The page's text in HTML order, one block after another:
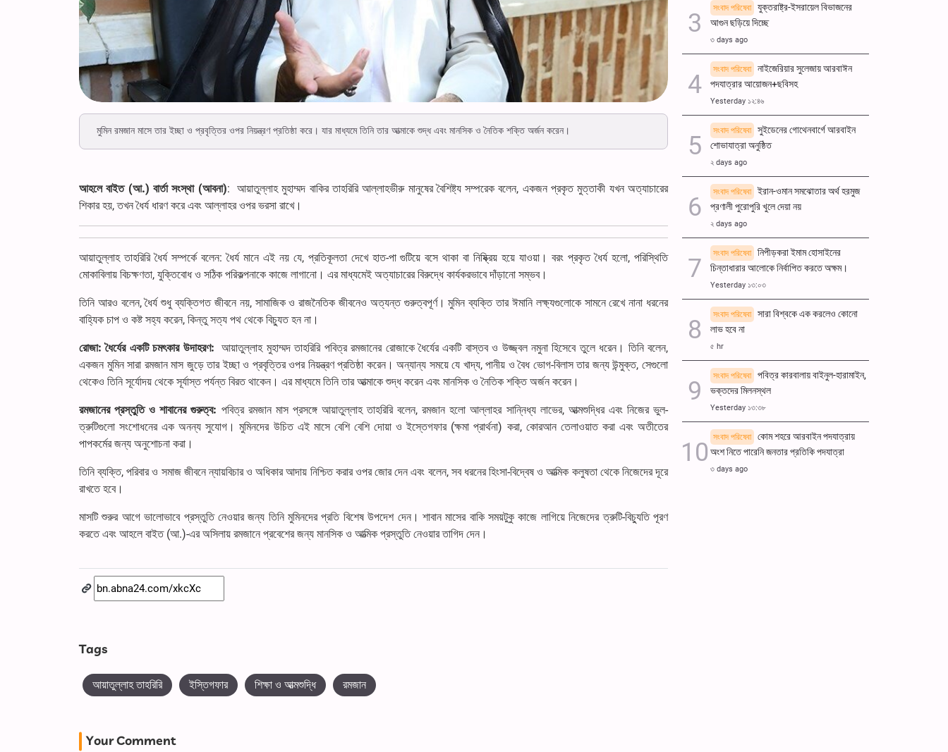
মুমিন রমজান মাসে তার ইচ্ছা ও প্রবৃত্তির ওপর নিয়ন্ত্রণ প্রতিষ্ঠা করে। যার মাধ্যমে তিনি তার আত্মাকে শুদ্ধ এবং মানসিক ও নৈতিক শক্তি অর্জন করেন।
আহলে বাইত (আ.) বার্তা সংস্থা (আবনা): আয়াতুল্লাহ মুহাম্মদ বাকির তাহরিরি আল্লাহভীরু মানুষের বৈশিষ্ট্য সম্পরেক বলেন, একজন প্রকৃত মুত্তাকী যখন অত্যাচারের
শিকার হয়, তখন ধৈর্য ধারণ করে এবং আল্লাহর ওপর ভরসা রাখে।
আয়াতুল্লাহ তাহরিরি ধৈর্য সম্পর্কে বলেন: ধৈর্য মানে এই নয় যে, প্রতিকূলতা দেখে হাত-পা গুটিয়ে বসে থাকা বা নিষ্ক্রিয় হয়ে যাওয়া। বরং প্রকৃত ধৈর্য হলো, পরিস্থিতি
মোকাবিলায় বিচক্ষণতা, যুক্তিবোধ ও সঠিক পরিকল্পনাকে কাজে লাগানো। এর মাধ্যমেই অত্যাচারের বিরুদ্ধে কার্যকরভাবে দাঁড়ানো সম্ভব।
তিনি আরও বলেন, ধৈর্য শুধু ব্যক্তিগত জীবনে নয়, সামাজিক ও রাজনৈতিক জীবনেও অত্যন্ত গুরুত্বপূর্ণ। মুমিন ব্যক্তি তার ঈমানি লক্ষ্যগুলোকে সামনে রেখে নানা ধরনের
বাহ্যিক চাপ ও কষ্ট সহ্য করেন, কিন্তু সত্য পথ থেকে বিচ্যুত হন না।
রোজা: ধৈর্যের একটি চমৎকার উদাহরণ: আয়াতুল্লাহ মুহাম্মদ তাহরিরি পবিত্র রমজানের রোজাকে ধৈর্যের একটি বাস্তব ও উজ্জ্বল নমুনা হিসেবে তুলে ধরেন। তিনি বলেন,
একজন মুমিন সারা রমজান মাস জুড়ে তার ইচ্ছা ও প্রবৃত্তির ওপর নিয়ন্ত্রণ প্রতিষ্ঠা করেন। অন্যান্য সময়ে যে খাদ্য, পানীয় ও বৈধ ভোগ-বিলাস তার জন্য উন্মুক্ত, সেগুলো
থেকেও তিনি সূর্যোদয় থেকে সূর্যাস্ত পর্যন্ত বিরত থাকেন। এর মাধ্যমে তিনি তার আত্মাকে শুদ্ধ করেন এবং মানসিক ও নৈতিক শক্তি অর্জন করেন।
রমজানের প্রস্তুতি ও শাবানের গুরুত্ব: পবিত্র রমজান মাস প্রসঙ্গে আয়াতুল্লাহ তাহরিরি বলেন, রমজান হলো আল্লাহর সান্নিধ্য লাভের, আত্মশুদ্ধির এবং নিজের ভুল-
ত্রুটিগুলো সংশোধনের এক অনন্য সুযোগ। মুমিনদের উচিত এই মাসে বেশি বেশি দোয়া ও ইস্তেগফার (ক্ষমা প্রার্থনা) করা, কোরআন তেলাওয়াত করা এবং অতীতের
পাপকর্মের জন্য অনুশোচনা করা।
তিনি ব্যক্তি, পরিবার ও সমাজ জীবনে ন্যায়বিচার ও অধিকার আদায় নিশ্চিত করার ওপর জোর দেন এবং বলেন, সব ধরনের হিংসা-বিদ্বেষ ও আত্মিক কলুষতা থেকে নিজেদের দূরে
রাখতে হবে।
মাসটি শুরুর আগে ভালোভাবে প্রস্তুতি নেওয়ার জন্য তিনি মুমিনদের প্রতি বিশেষ উপদেশ দেন। শাবান মাসের বাকি সময়টুকু কাজে লাগিয়ে নিজেদের ত্রুটি-বিচ্যুতি পূরণ
করতে এবং আহলে বাইত (আ.)-এর অসিলায় রমজানে প্রবেশের জন্য মানসিক ও আত্মিক প্রস্তুতি নেওয়ার তাগিদ দেন।
Tags
আয়াতুল্লাহ তাহরিরি ইস্তিগফার শিক্ষা ও আত্মশুদ্ধি রমজান
Your Comment
সংবাদ পরিষেবা
যুক্তরাষ্ট্র-ইসরায়েল বিভাজনের
আগুন ছড়িয়ে দিচ্ছে
৩ days ago
সংবাদ পরিষেবা
নাইজেরিয়ার সুলেজায় আরবাঈন
পদযাত্রার আয়োজন+ছবিসহ
Yesterday ১২:৪৬
সংবাদ পরিষেবা
সুইডেনের গোথেনবার্গে আরবাইন
শোভাযাত্রা অনুষ্ঠিত
২ days ago
সংবাদ পরিষেবা
ইরান-ওমান সমঝোতার অর্থ হরমুজ
প্রণালী পুরোপুরি খুলে দেয়া নয়
২ days ago
সংবাদ পরিষেবা
নিপীড়করা ইমাম হোসাইনের
চিন্তাধারার আলোকে নির্বাপিত করতে অক্ষম।
Yesterday ১৩:০৩
সংবাদ পরিষেবা
সারা বিশ্বকে এক করলেও কোনো
লাভ হবে না
৫ hr
সংবাদ পরিষেবা
পবিত্র কারবালায় বাইনুল-হারামাইন,
ভক্তদের মিলনস্থল
Yesterday ১৩:৩৮
সংবাদ পরিষেবা
কোম শহরে আরবাইন পদযাত্রায়
অংশ নিতে পারেনি জনতার প্রতিকি পদযাত্রা
৩ days ago